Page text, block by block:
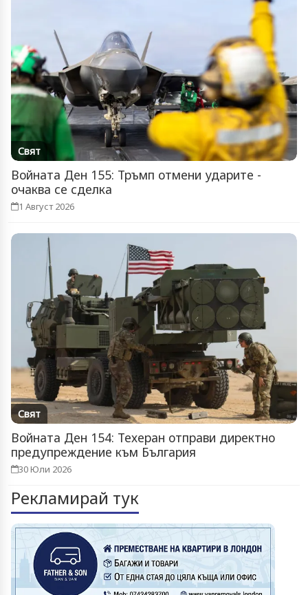
Свят
Войната Ден 155: Тръмп отмени ударите -
очаква се сделка
1 Август 2026
Свят
Войната Ден 154: Техеран отправи директно
предупреждение към България
30 Юли 2026
Рекламирай тук